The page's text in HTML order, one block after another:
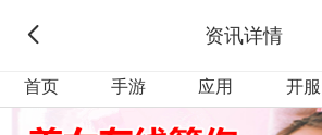
资讯详情
首页 手游 应用 开服